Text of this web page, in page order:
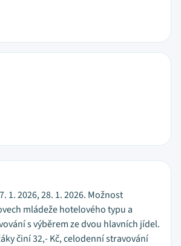
1. 2026, 28. 1. 2026. Možnost
mládeže hotelového typu a
s výběrem ze dvou hlavních jídel.
činí 32,- Kč, celodenní stravování